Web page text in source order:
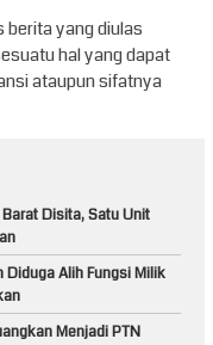
berita yang diulas
hal yang dapat
ataupun sifatnya
Disita, Satu Unit
Diduga Alih Fungsi Milik
Menjadi PTN